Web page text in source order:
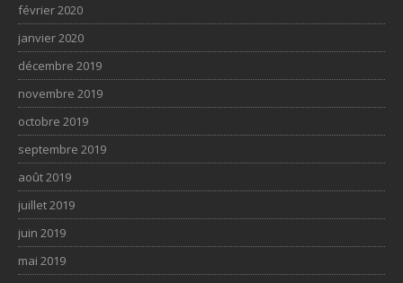
février 2020
janvier 2020
décembre 2019
novembre 2019
octobre 2019
septembre 2019
août 2019
juillet 2019
juin 2019
mai 2019